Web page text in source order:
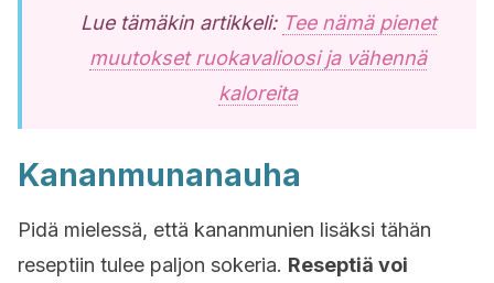
Lue tämäkin artikkeli: Tee nämä pienet
muutokset ruokavalioosi ja vähennä
kaloreita
Kananmunanauha
Pidä mielessä, että kananmunien lisäksi tähän
reseptiin tulee paljon sokeria. Reseptiä voi